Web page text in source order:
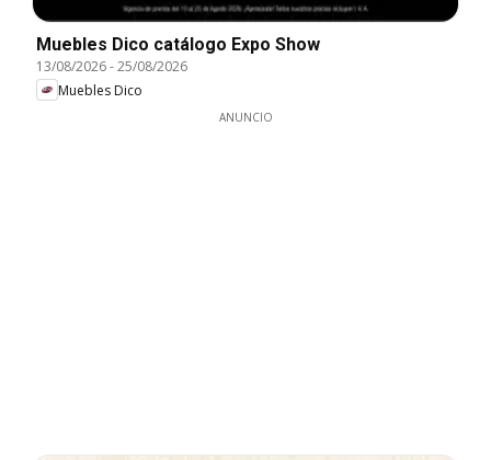
Muebles Dico catálogo Expo Show
13/08/2026-25/08/2026
Muebles Dico
ANUNCIO